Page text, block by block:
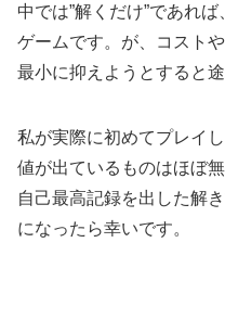
中では”解くだけ”であれ
ゲームです。が、コスト
最小に抑えようとすると
私が実際に初めてプレイ
値が出ているものはほぼ
自己最高記録を出した解
になったら幸いです。